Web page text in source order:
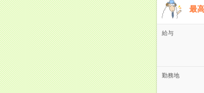
最
給与
勤務地